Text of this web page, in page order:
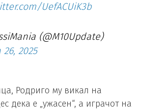
UefACUiK3b
(@M10Update)
26, 2025
Родриго му викал на
дека е „ужасен“, а играчот на